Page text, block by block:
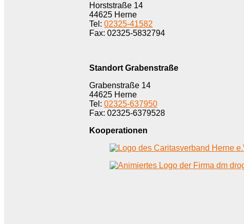
Horststraße 14
44625 Herne
Tel: 02325-41582
Fax: 02325-5832794
Standort Grabenstraße
Grabenstraße 14
44625 Herne
Tel: 02325-637950
Fax: 02325-6379528
Kooperationen